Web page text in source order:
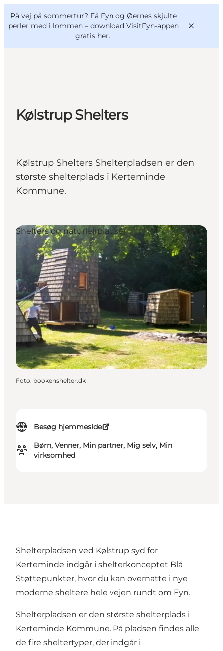
På vej på sommertur? Få Fyn og Øernes skjulte
perler med i lommen – download VisitFyn-appen
gratis her.
Oplevelser
Outdoor
Book lokale oplevelser
VisitFyn
Deutsch
Kølstrup Shelters
Kølstrup Shelters Shelterpladsen er den
største shelterplads i Kerteminde
Kommune.
Besøg hjemmeside
Børn, Venner, Min partner, Mig selv, Min
virksomhed
Shelters og naturlejrpladser
Foto: bookenshelter.dk
Shelterpladsen ved Kølstrup syd for
Kerteminde indgår i shelterkonceptet Blå
Støttepunkter, hvor du kan overnatte i nye
moderne sheltere hele vejen rundt om Fyn.
Shelterpladsen er den største shelterplads i
Kerteminde Kommune. På pladsen findes alle
de fire sheltertyper, der indgår i